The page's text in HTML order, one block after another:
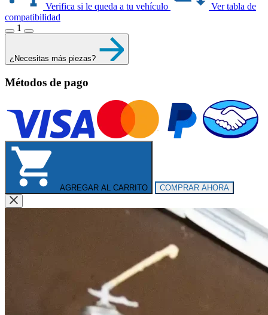
Verifica si le queda a tu vehículo
Ver tabla de
compatibilidad
1
¿Necesitas más piezas?
Métodos de pago
AGREGAR AL CARRITO COMPRAR AHORA